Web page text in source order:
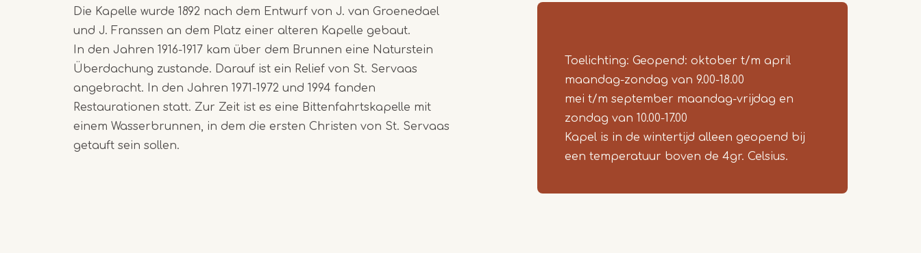
Die Kapelle wurde 1892 nach dem Entwurf von J. van Groenedael
und J. Franssen an dem Platz einer alteren Kapelle gebaut.
In den Jahren 1916-1917 kam über dem Brunnen eine Naturstein
Überdachung zustande. Darauf ist ein Relief von St. Servaas
angebracht. In den Jahren 1971-1972 und 1994 fanden
Restaurationen statt. Zur Zeit ist es eine Bittenfahrtskapelle mit
einem Wasserbrunnen, in dem die ersten Christen von St. Servaas
getauft sein sollen.
Toelichting: Geopend: oktober t/m april
maandag-zondag van 9.00-18.00
mei t/m september maandag-vrijdag en
zondag van 10.00-17.00
Kapel is in de wintertijd alleen geopend bij
een temperatuur boven de 4gr. Celsius.